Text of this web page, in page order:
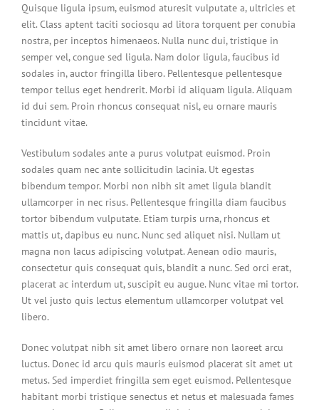
Quisque ligula ipsum, euismod aturesit vulputate a, ultricies et
elit. Class aptent taciti sociosqu ad litora torquent per conubia
nostra, per inceptos himenaeos. Nulla nunc dui, tristique in
semper vel, congue sed ligula. Nam dolor ligula, faucibus id
sodales in, auctor fringilla libero. Pellentesque pellentesque
tempor tellus eget hendrerit. Morbi id aliquam ligula. Aliquam
id dui sem. Proin rhoncus consequat nisl, eu ornare mauris
tincidunt vitae.
Vestibulum sodales ante a purus volutpat euismod. Proin
sodales quam nec ante sollicitudin lacinia. Ut egestas
bibendum tempor. Morbi non nibh sit amet ligula blandit
ullamcorper in nec risus. Pellentesque fringilla diam faucibus
tortor bibendum vulputate. Etiam turpis urna, rhoncus et
mattis ut, dapibus eu nunc. Nunc sed aliquet nisi. Nullam ut
magna non lacus adipiscing volutpat. Aenean odio mauris,
consectetur quis consequat quis, blandit a nunc. Sed orci erat,
placerat ac interdum ut, suscipit eu augue. Nunc vitae mi tortor.
Ut vel justo quis lectus elementum ullamcorper volutpat vel
libero.
Donec volutpat nibh sit amet libero ornare non laoreet arcu
luctus. Donec id arcu quis mauris euismod placerat sit amet ut
metus. Sed imperdiet fringilla sem eget euismod. Pellentesque
habitant morbi tristique senectus et netus et malesuada fames